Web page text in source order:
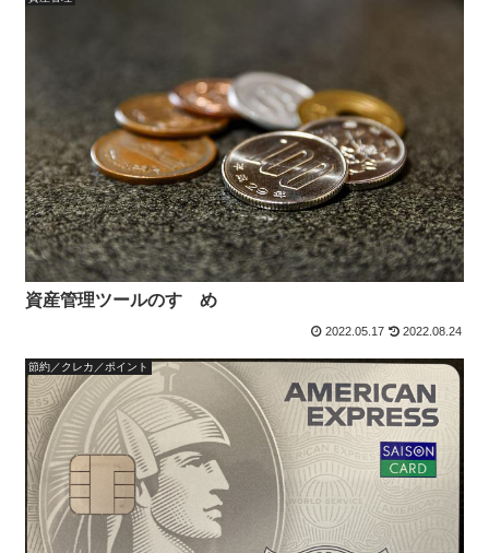
資産管理ツールのすゝめ
2022.05.17 2022.08.24
節約／クレカ／ポイント